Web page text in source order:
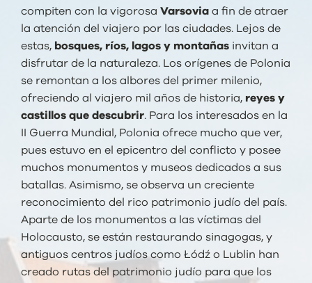
compiten con la vigorosa Varsovia a fin de atraer
la atención del viajero por las ciudades. Lejos de
estas, bosques, ríos, lagos y montañas invitan a
disfrutar de la naturaleza. Los orígenes de Polonia
se remontan a los albores del primer milenio,
ofreciendo al viajero mil años de historia, reyes y
castillos que descubrir. Para los interesados en la
II Guerra Mundial, Polonia ofrece mucho que ver,
pues estuvo en el epicentro del conflicto y posee
muchos monumentos y museos dedicados a sus
batallas. Asimismo, se observa un creciente
reconocimiento del rico patrimonio judío del país.
Aparte de los monumentos a las víctimas del
Holocausto, se están restaurando sinagogas, y
antiguos centros judíos como Łódź o Lublin han
creado rutas del patrimonio judío para que los